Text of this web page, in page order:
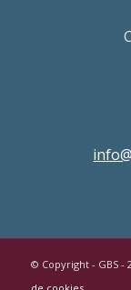
© Copyright - GBS -